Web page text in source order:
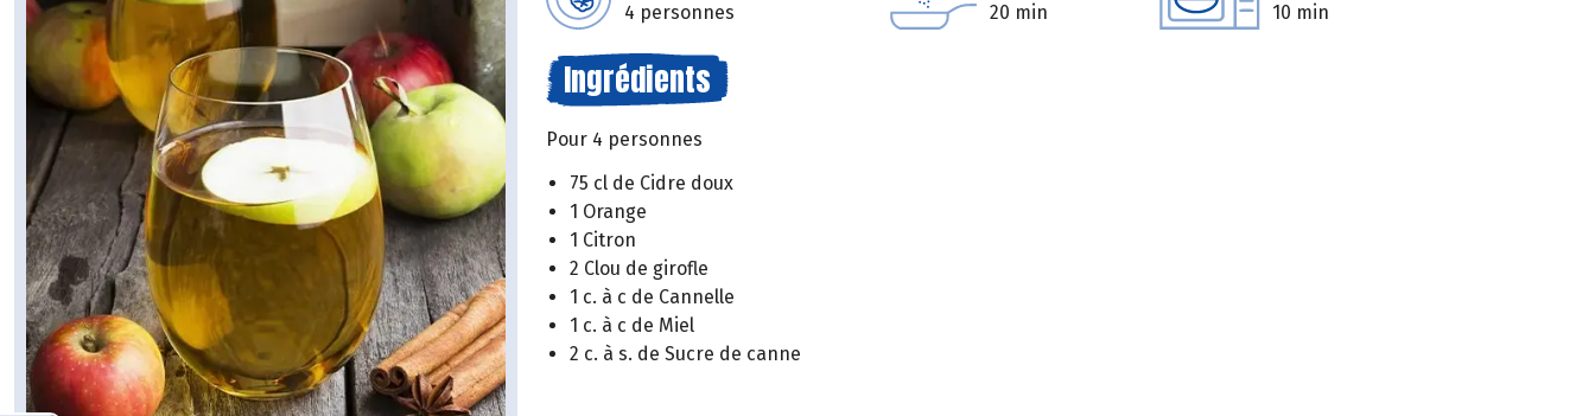
4 personnes 20 min 10 min
Ingrédients
Pour 4 personnes
75 cl de Cidre doux
1 Orange
1 Citron
2 Clou de girofle
1 c. à c de Cannelle
1 c. à c de Miel
2 c. à s. de Sucre de canne